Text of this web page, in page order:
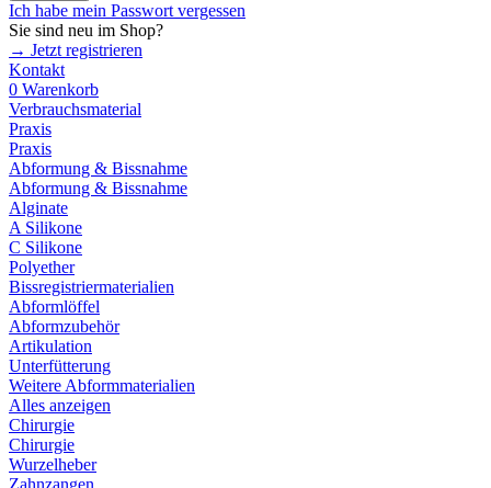
Ich habe mein Passwort vergessen
Sie sind neu im Shop?
→ Jetzt registrieren
Kontakt
0 Warenkorb
Verbrauchsmaterial
Praxis
Praxis
Abformung & Bissnahme
Abformung & Bissnahme
Alginate
A Silikone
C Silikone
Polyether
Bissregistriermaterialien
Abformlöffel
Abformzubehör
Artikulation
Unterfütterung
Weitere Abformmaterialien
Alles anzeigen
Chirurgie
Chirurgie
Wurzelheber
Zahnzangen